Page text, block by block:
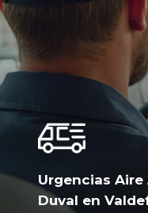
Urgencias
Duval en